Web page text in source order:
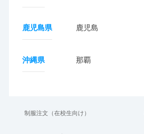
鹿児島県 鹿児島
沖縄県 那覇
制服注文（在校生向け）